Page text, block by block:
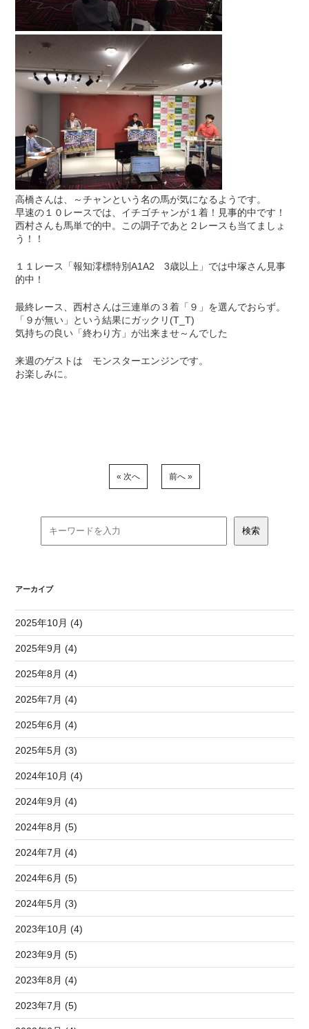
高橋さんは、～チャンという名の馬が気になるようです。
早速の１０レースでは、イチゴチャンが１着！見事的中です！
西村さんも馬単で的中。この調子であと２レースも当てましょ
う！！
１１レース「報知澪標特別A1A2 3歳以上」では中塚さん見事
的中！
最終レース、西村さんは三連単の３着「９」を選んでおらず。
「９が無い」という結果にガックリ(T_T)
気持ちの良い「終わり方」が出来ませ～んでした
来週のゲストは モンスターエンジンです。
お楽しみに。
« 次へ 前へ »
アーカイブ
2025年10月 (4)
2025年9月 (4)
2025年8月 (4)
2025年7月 (4)
2025年6月 (4)
2025年5月 (3)
2024年10月 (4)
2024年9月 (4)
2024年8月 (5)
2024年7月 (4)
2024年6月 (5)
2024年5月 (3)
2023年10月 (4)
2023年9月 (5)
2023年8月 (4)
2023年7月 (5)